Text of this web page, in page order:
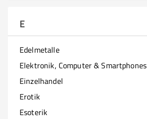
E
Edelmetalle
Elektronik, Computer & Smartphones
Einzelhandel
Erotik
Esoterik